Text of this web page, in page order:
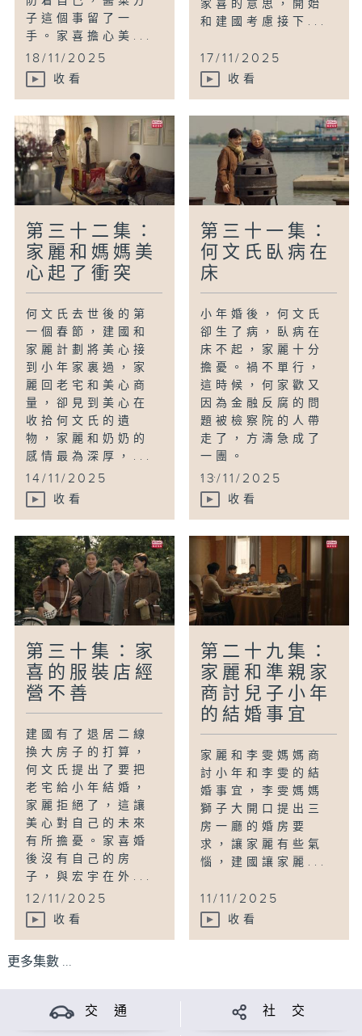
子這個事留了一
手。家喜擔心美...
18/11/2025
收看
家喜的意思，開始
和建國考慮接下...
17/11/2025
收看
第三十二集：
家麗和媽媽美
心起了衝突
何文氏去世後的第
一個春節，建國和
家麗計劃將美心接
到小年家裏過，家
麗回老宅和美心商
量，卻見到美心在
收拾何文氏的遺
物，家麗和奶奶的
感情最為深厚，...
14/11/2025
收看
第三十一集：
何文氏臥病在
床
小年婚後，何文氏
卻生了病，臥病在
床不起，家麗十分
擔憂。禍不單行，
這時候，何家歡又
因為金融反腐的問
題被檢察院的人帶
走了，方濤急成了
一團。
...
13/11/2025
收看
第三十集：家
喜的服裝店經
營不善
建國有了退居二線
換大房子的打算，
何文氏提出了要把
老宅給小年結婚，
家麗拒絕了，這讓
美心對自己的未來
有所擔憂。家喜婚
後沒有自己的房
子，與宏宇在外...
12/11/2025
收看
第二十九集：
家麗和準親家
商討兒子小年
的結婚事宜
家麗和李雯媽媽商
討小年和李雯的結
婚事宜，李雯媽媽
獅子大開口提出三
房一廳的婚房要
求，讓家麗有些氣
惱，建國讓家麗...
11/11/2025
收看
更多集數 ...
交 通 社 交